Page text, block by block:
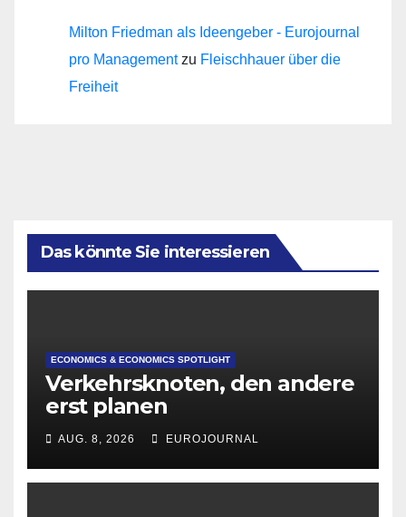
Milton Friedman als Ideengeber - Eurojournal
pro Managementzu Fleischhauer über die
Freiheit
Das könnte Sie interessieren
ECONOMICS & ECONOMICS SPOTLIGHT
Verkehrsknoten, den andere
erst planen
AUG. 8, 2026 EUROJOURNAL